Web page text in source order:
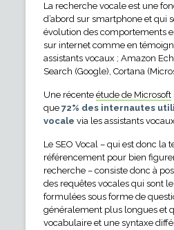
La recherche vocale est une
d’abord sur smartphone et qui
évolution des comportements
sur internet comme en
assistants vocaux ; Amazon
Search (Google), Cortana
Une récente étude de Microsoft
que 72% des internautes
vocale via les assistants
Le SEO Vocal – qui est donc la
référencement pour bien
recherche – consiste donc à
des requêtes vocales qui sont
formulées sous forme de
généralement plus longues et
vocabulaire et une syntaxe